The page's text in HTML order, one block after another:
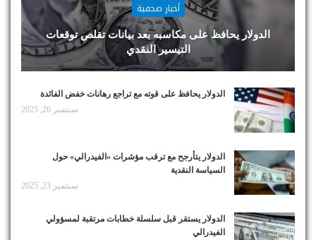
أخبار صحفية
الدولار يحافظ على مكاسبه بعد بيانات تقلص توقعات
التيسير النقدي
الدولار يحافظ على قوته مع تراجع رهانات خفض الفائدة
سبتمبر 26, 2025
الدولار يتأرجح مع ترقب مؤشرات «الفيدرالي» حول
السياسة النقدية
سبتمبر 23, 2025
الدولار يستقر قبل سلسلة خطابات مرتقبة لمسؤولي
الفيدرالي